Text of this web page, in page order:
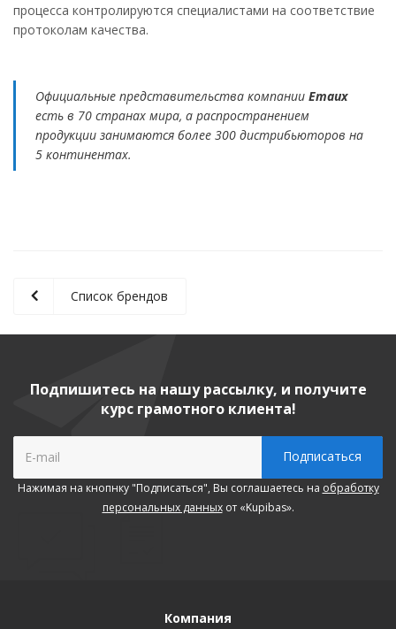
процесса контролируются специалистами на соответствие
протоколам качества.
Официальные представительства компании Emaux
есть в 70 странах мира, а распространением
продукции занимаются более 300 дистрибьюторов на
5 континентах.
Список брендов
Подпишитесь на нашу рассылку, и получите
курс грамотного клиента!
Нажимая на кнопнку "Подписаться", Вы соглашаетесь на обработку
персональных данныхот «Kupibas».
Компания